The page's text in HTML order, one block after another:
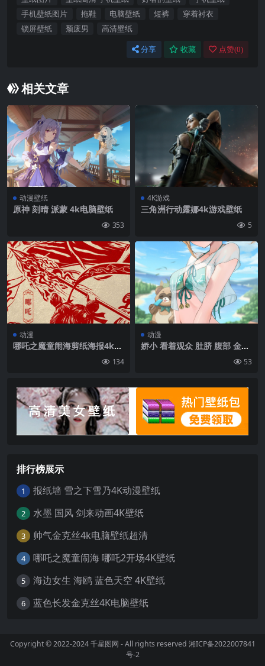
手机壁纸图片
拖鞋 电脑壁纸 短裤
穿着衬衣
锁屏壁纸
颓废男 高清壁纸
分享 收藏 点赞(0)
相关文章
动漫壁纸
原神 刻晴 派蒙 4k电脑壁纸
353
4K游戏
三角洲行动露娜4k游戏壁纸
5
动漫
哪吒之魔童闹海剪纸海报4k手
134
动漫
娇小 看着观众 肚脐 腹部 金发
动漫女孩 动漫 数字艺术 肖像
裤 模糊 模糊背景 阳光 开放短
裤 阳台 风铃 比基尼|1080×19
20
53
排行榜展示
1 报纸墙 雪之下雪乃4K动漫壁纸
2 水墨 国风 剑来动画4K壁纸
3 帅气金克丝4k电脑壁纸超清
4 哪吒之魔童闹海 哪吒2开场4K壁纸
5 海边女生 海鸥 蓝色天空 4K壁纸
6 蓝色长发金克丝4K电脑壁纸
Copyright © 2022-2024千星图网 - All rights reserved 湘ICP备2022007841
号-2